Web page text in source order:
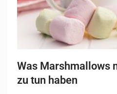
Was Marshmallows
zu tun haben